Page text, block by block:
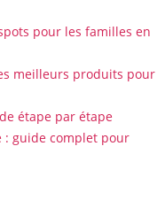
pour les familles en
meilleurs produits pour
étape par étape
: guide complet pour